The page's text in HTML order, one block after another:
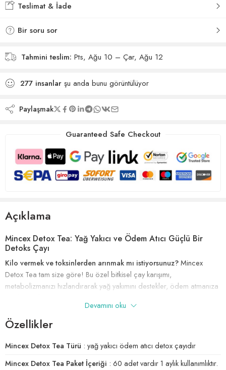
Teslimat & İade
Bir soru sor
Tahmini teslim: Pts, Ağu 10 – Çar, Ağu 12
277 insanlar şu anda bunu görüntülüyor
Paylaşmak
Guaranteed Safe Checkout
Açıklama
Mincex Detox Tea: Yağ Yakıcı ve Ödem Atıcı Güçlü Bir
Detoks Çayı
Kilo vermek ve toksinlerden arınmak mı istiyorsunuz?Mincex
Detox Tea tam size göre! Bu özel bitkisel çay karışımı,
metabolizmanızı hızlandırarak yağ yakımını destekler, ödem atmanıza
Mincex Detox Tea’nin Faydaları:
Yağ Yakıcı:
İçeriğindeki özel bitkiler sayesinde metabolizmanızı
hızlandırır ve yağ yakımını destekler.
Başarılı Bir Detoks:Vücudunuzdaki toksinlerin atılmasına yardımcı
Devamını oku
Özellikler
Mincex Detox Tea Türü : yağ yakıcı ödem atıcı detox çayıdır
Mincex Detox Tea Paket İçeriği : 60 adet vardır 1 aylık kullanımlıktır.